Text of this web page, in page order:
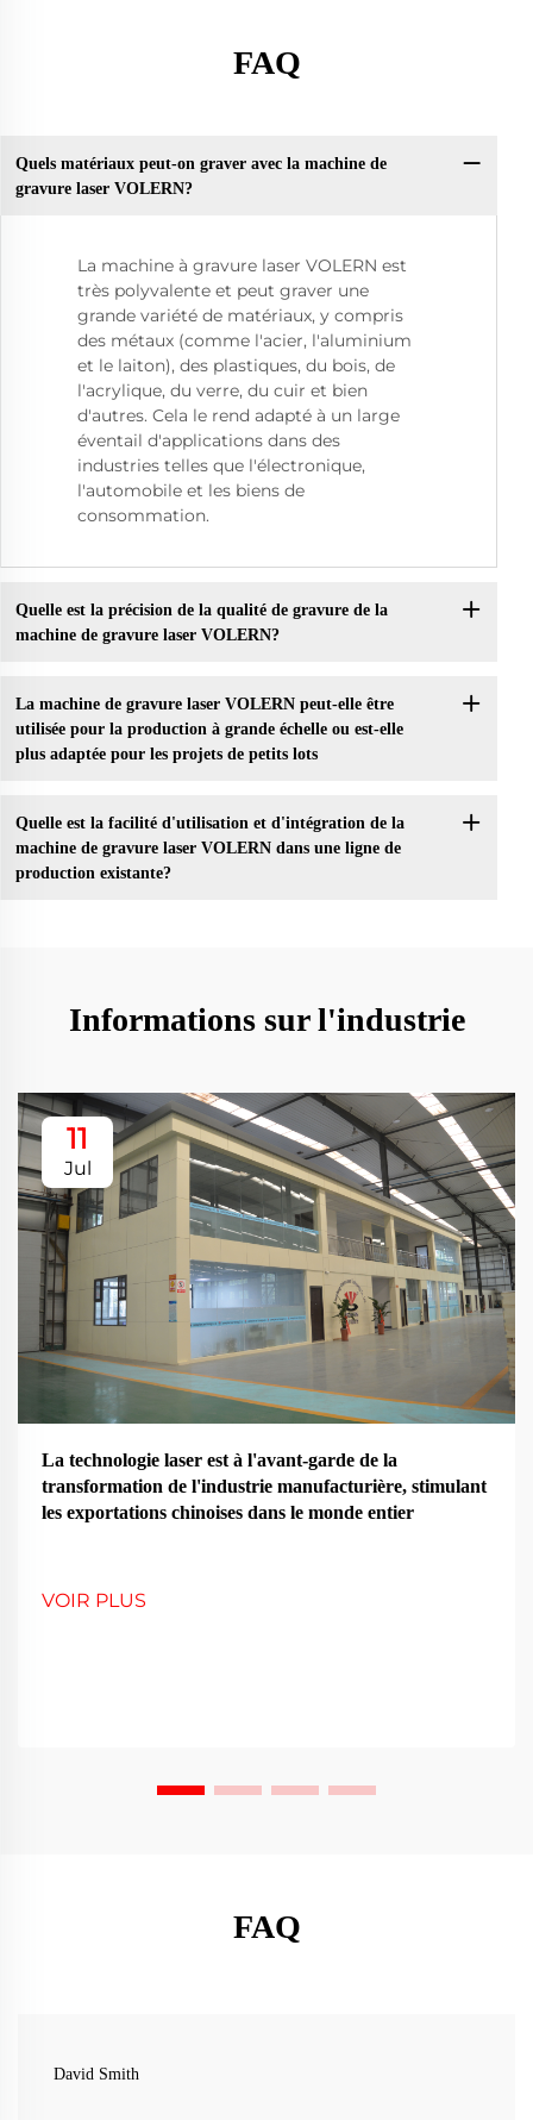
FAQ
Quels matériaux peut-on graver avec la machine de
gravure laser VOLERN?
La machine à gravure laser VOLERN est
très polyvalente et peut graver une
grande variété de matériaux, y compris
des métaux (comme l'acier, l'aluminium
et le laiton), des plastiques, du bois, de
l'acrylique, du verre, du cuir et bien
d'autres. Cela le rend adapté à un large
éventail d'applications dans des
industries telles que l'électronique,
l'automobile et les biens de
consommation.
Quelle est la précision de la qualité de gravure de la
machine de gravure laser VOLERN?
La machine de gravure laser VOLERN peut-elle être
utilisée pour la production à grande échelle ou est-elle
plus adaptée pour les projets de petits lots
Quelle est la facilité d'utilisation et d'intégration de la
machine de gravure laser VOLERN dans une ligne de
production existante?
Informations sur l'industrie
11
Jul
La technologie laser est à l'avant-garde de la
transformation de l'industrie manufacturière, stimulant
les exportations chinoises dans le monde entier
VOIR PLUS
FAQ
David Smith